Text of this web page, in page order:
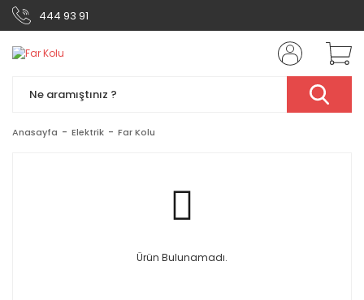
444 93 91
Anasayfa Elektrik Far Kolu
Ürün Bulunamadı.